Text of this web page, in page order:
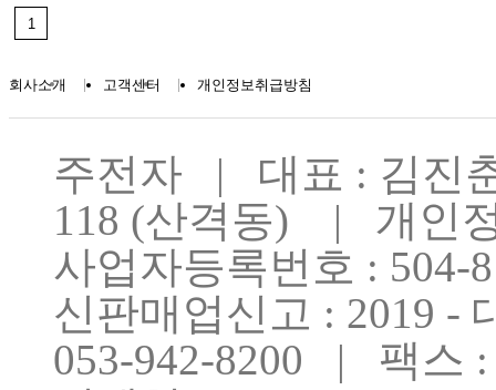
회사소개 | 고객센터 | 개인정보취급방침
주전자 | 대표 : 김진
118 (산격동) | 개인
사업자등록번호 : 504-
신판매업신고 : 2019 -
053-942-8200 | 팩스 :